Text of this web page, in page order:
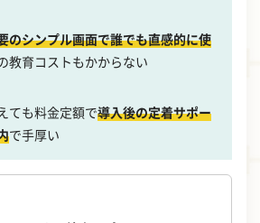
のシンプル画面で誰でも直感的に使
教育コストもかからない
ても料金定額で導入後の定着サポー
で手厚い